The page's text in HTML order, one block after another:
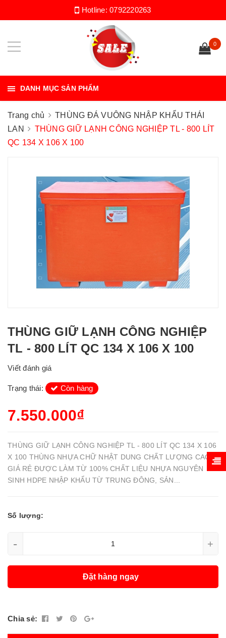
Hotline:0792220263
0
DANH MỤC SẢN PHẨM
Trang chủ
THÙNG ĐÁ VUÔNG NHẬP KHẨU THÁI
LAN
THÙNG GIỮ LẠNH CÔNG NGHIỆP TL - 800 LÍT
QC 134 X 106 X 100
THÙNG GIỮ LẠNH CÔNG NGHIỆP
TL - 800 LÍT QC 134 X 106 X 100
Viết đánh giá
Trạng thái: Còn hàng
7.550.000₫
THÙNG GIỮ LẠNH CÔNG NGHIỆP TL - 800 LÍT QC 134 X 106
X 100 THÙNG NHỰA CHỮ NHẬT DUNG CHẤT LƯỢNG CAO
GIÁ RẺ ĐƯỢC LÀM TỪ 100% CHẤT LIỆU NHỰA NGUYÊN
SINH HDPE NHẬP KHẨU TỪ TRUNG ĐÔNG, SẢN...
Số lượng:
- +
Đặt hàng ngay
Chia sẻ: